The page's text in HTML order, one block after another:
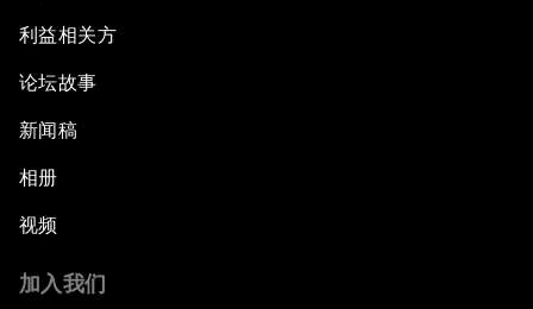
利益相关方
论坛故事
新闻稿
相册
视频
加入我们